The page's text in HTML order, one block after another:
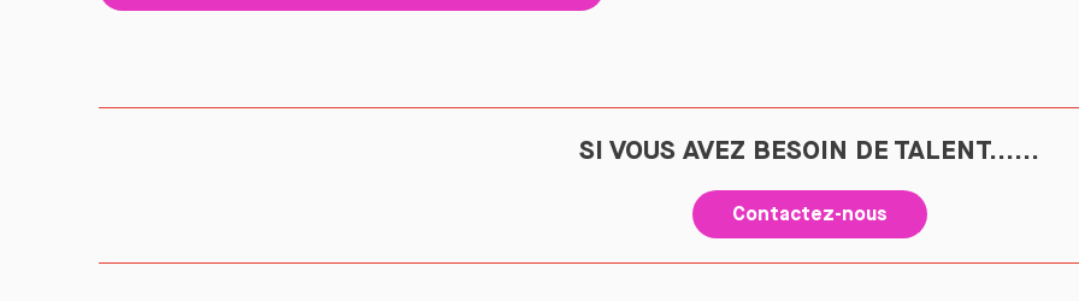
SI VOUS AVEZ BESOIN DE TALENT......
Contactez-nous